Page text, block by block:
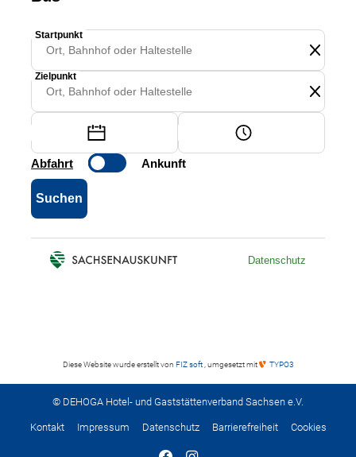
Diese Website wurde erstellt von FIZ soft , umgesetzt mit TYPO3
© DEHOGA Hotel- und Gaststättenverband Sachsen e.V.
Kontakt Impressum Datenschutz Barrierefreiheit Cookies